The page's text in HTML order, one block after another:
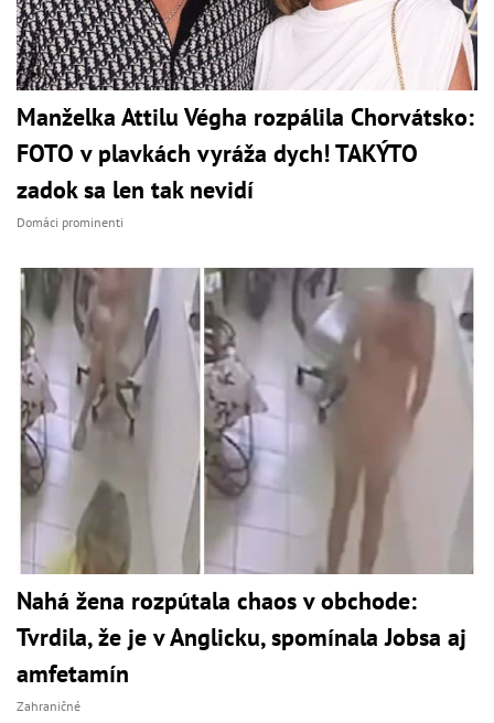
Manželka Attilu Végha rozpálila Chorvátsko:
FOTO v plavkách vyráža dych! TAKÝTO
zadok sa len tak nevidí
Domáci prominenti
Nahá žena rozpútala chaos v obchode:
Tvrdila, že je v Anglicku, spomínala Jobsa aj
amfetamín
Zahraničné